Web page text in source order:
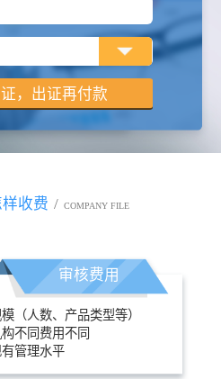
收费 / COMPANY FILE
审核费用
（人数、产品类型等）
不同费用不同
管理水平